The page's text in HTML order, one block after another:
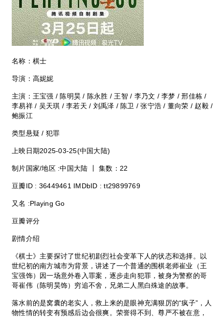
名称：棋士
导演：高妮妮
主演：王宝强 / 陈明昊 / 陈永胜 / 王智 / 李乃文 / 李梦 / 邢佳栋 /
李易祥 / 吴天琪 / 李若天 / 刘禹泽 / 陈卫 / 张宁浩 / 董向荣 / 赵毅 /
鲍振江
类型悬疑 / 犯罪
上映日期2025-03-25(中国大陆)
制片国家/地区 :中国大陆 丨 集数：22
豆瓣ID : 36449461 IMDbID : tt29899769
又名 :Playing Go
豆瓣评分
剧情介绍
《棋士》主要探讨了世纪初剧烈社会变革下⼈的状态和选择。以
世纪初的南方城市为背景，讲述了一个普通的围棋老师崔业（王
宝强饰）因一场意外卷入罪案，逐步走向犯罪，被身为警察的哥
哥崔伟（陈明昊饰）穷追不舍，兄弟二人黑白殊途的故事。
落水前的是窝囊的老实人，救上来的是眼神充满狠厉的“疯子”，人
物性情的转变有预感后边会很爽。荣誉得不到、尊严不被在意，